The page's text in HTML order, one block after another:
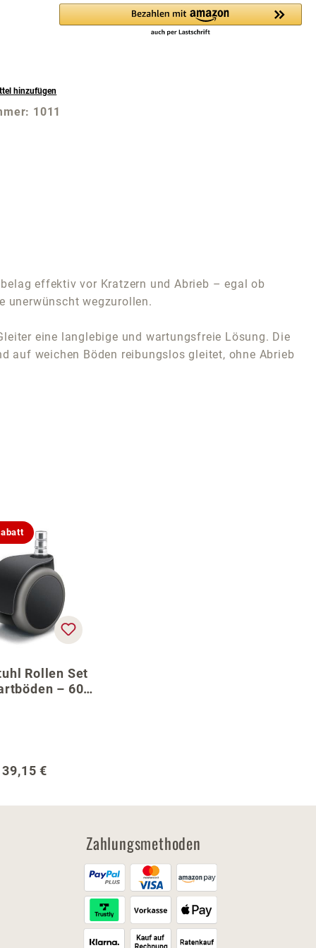
hinzufügen
1011
effektiv vor Kratzern und Abrieb – egal ob
unerwünscht wegzurollen.
eine langlebige und wartungsfreie Lösung. Die
auf weichen Böden reibungslos gleitet, ohne Abrieb
Rollen Set
– 60
Regulärer Preis:
39,15 €
Zahlungsmethoden